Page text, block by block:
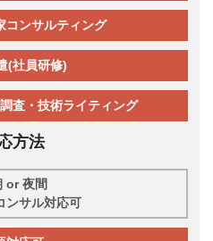
コンサルティング
(社員研修)
査・技術ライティング
方法
or 夜間
ンサル対応可